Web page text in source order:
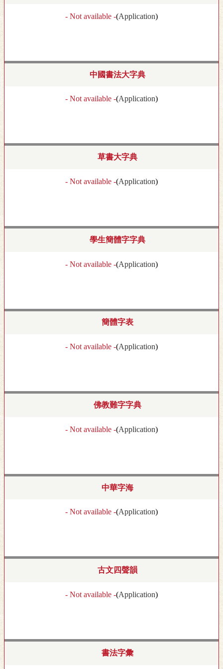
- Not available -(Application)
中國書法大字典
- Not available -(Application)
草書大字典
- Not available -(Application)
學生簡體字字典
- Not available -(Application)
簡體字表
- Not available -(Application)
佛教難字字典
- Not available -(Application)
中華字海
- Not available -(Application)
古文四聲韻
- Not available -(Application)
書法字彙